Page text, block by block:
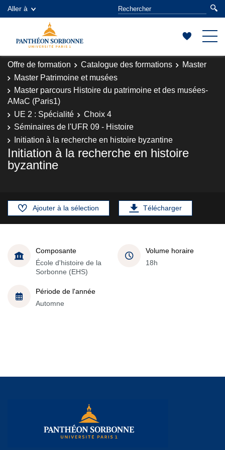
Aller à
Offre de formation Catalogue des formations
Master
Master Patrimoine et musées
Master parcours Histoire du patrimoine et des musées-
AMaC (Paris1)
UE 2 : Spécialité
Choix 4
Séminaires de l'UFR 09 - Histoire
Initiation à la recherche en histoire byzantine
Initiation à la recherche en histoire
byzantine
Ajouter à la sélection Télécharger
Composante
École d'histoire de la
Sorbonne (EHS)
Volume horaire
18h
Période de l'année
Automne